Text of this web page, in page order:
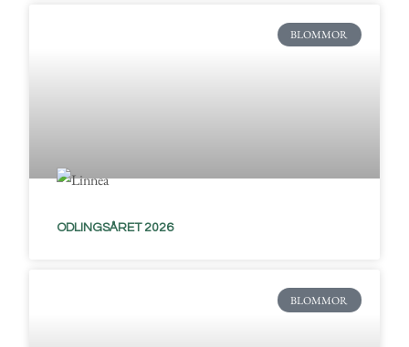
BLOMMOR
ODLINGSÅRET 2026
BLOMMOR